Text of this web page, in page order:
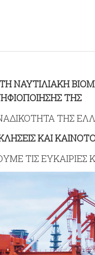
ΝΑΥΤΙΛΙΑΚΗ
ΤΗΣ
ΤΗΣ
ΚΑΙ
ΤΙΣ ΕΥΚΑΙΡΙΕΣ